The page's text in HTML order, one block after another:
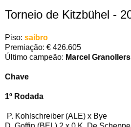
Torneio de Kitzbühel -
Piso: saibro
Premiação: € 426.605
Último campeão: Marcel
Chave
1º Rodada
P. Kohlschreiber (ALE) x Bye